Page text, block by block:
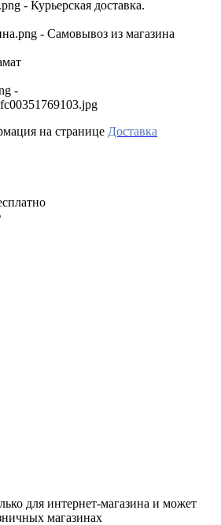
- Курьерская доставка.
- Самовывоз из магазина
-
на странице Доставка
для интернет-магазина и может
магазинах